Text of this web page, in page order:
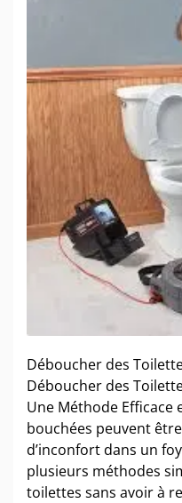
Déboucher des
Déboucher des
Une Méthode Efficace
bouchées peuvent
d’inconfort dans un
plusieurs méthodes
toilettes sans avoir à